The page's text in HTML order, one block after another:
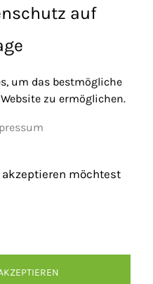
Wittelsbacher Land!
auf
um das bestmögliche
zu ermöglichen.
akzeptieren möchtest